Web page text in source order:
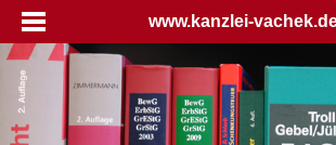
www.kanzlei-